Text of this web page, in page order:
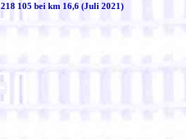
218 105 bei km 16,6 (Juli 2021)